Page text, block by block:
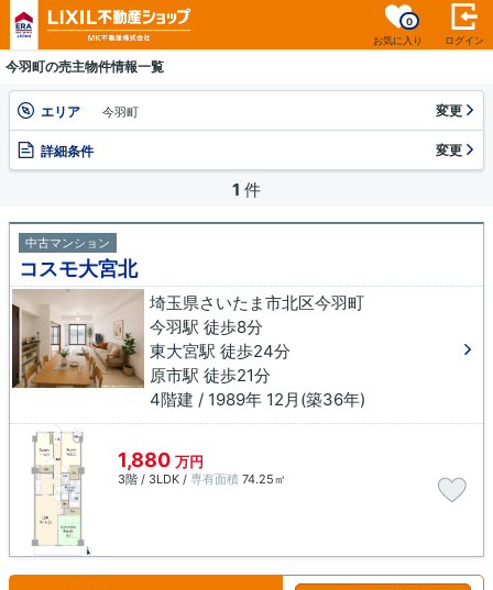
お気に入り
0
ログイン
今羽町の売主物件情報一覧
エリア 今羽町 変更
詳細条件 変更
1 件
中古マンション
コスモ大宮北
埼玉県さいたま市北区今羽町
今羽駅 徒歩8分
東大宮駅 徒歩24分
原市駅 徒歩21分
4階建 / 1989年 12月(築36年)
1,880 万円
3階 / 3LDK / 専有面積 74.25㎡